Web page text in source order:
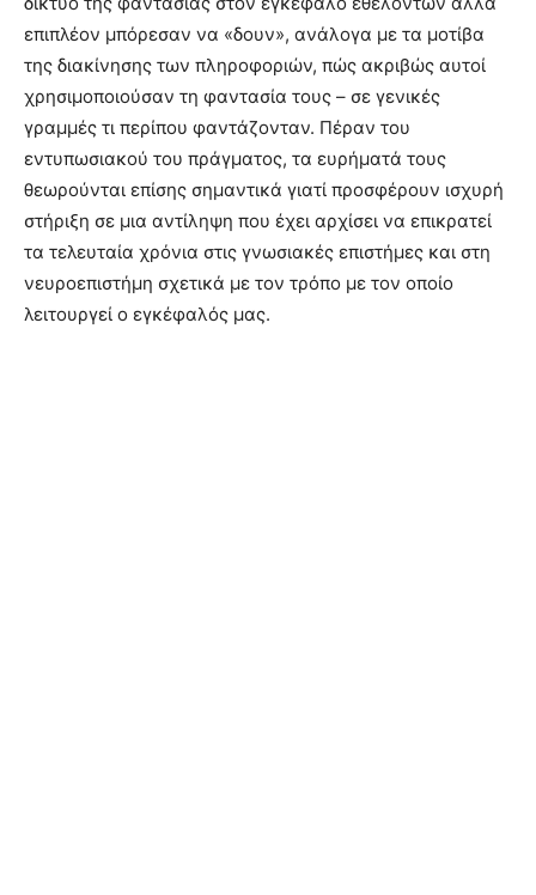
επιπλέον μπόρεσαν να «δουν», ανάλογα με τα μοτίβα
της διακίνησης των πληροφοριών, πώς ακριβώς αυτοί
χρησιμοποιούσαν τη φαντασία τους – σε γενικές
γραμμές τι περίπου φαντάζονταν. Πέραν του
εντυπωσιακού του πράγματος, τα ευρήματά τους
θεωρούνται επίσης σημαντικά γιατί προσφέρουν ισχυρή
στήριξη σε μια αντίληψη που έχει αρχίσει να επικρατεί
τα τελευταία χρόνια στις γνωσιακές επιστήμες και στη
νευροεπιστήμη σχετικά με τον τρόπο με τον οποίο
λειτουργεί ο εγκέφαλός μας.